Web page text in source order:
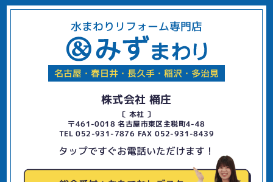
水まわりリフォーム専門店
名古屋・春日井・長久手・稲沢・多治見
株式会社 桶庄
〔 本社 〕
〒461-0018 名古屋市東区主税町4-48
TEL 052-931-7876 FAX 052-931-8439
タップですぐお電話いただけます！